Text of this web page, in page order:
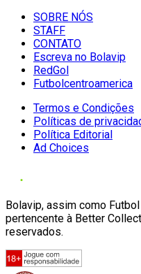
SOBRE NÓS
STAFF
CONTATO
Escreva no Bolavip
RedGol
Futbolcentroamerica
Termos e Condições
Políticas de
Política Editorial
Ad Choices
Bolavip, assim como
pertencente à Better
reservados.